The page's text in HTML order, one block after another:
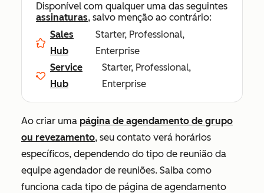
Disponível com qualquer uma das seguintes
assinaturas, salvo menção ao contrário:
Sales
Hub
Starter, Professional,
Enterprise
Service
Hub
Starter, Professional,
Enterprise
Ao criar uma página de agendamento de grupo
ou revezamento, seu contato verá horários
específicos, dependendo do tipo de reunião da
equipe agendador de reuniões. Saiba como
funciona cada tipo de página de agendamento